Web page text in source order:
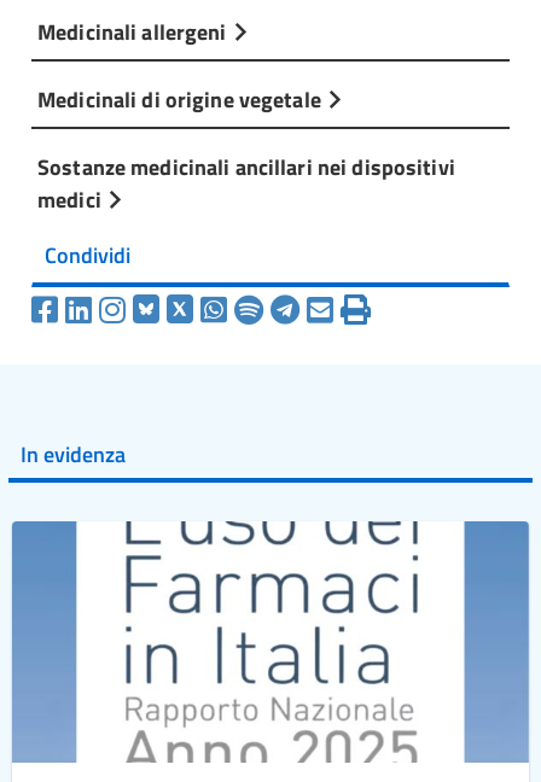
Medicinali allergeni
Medicinali di origine vegetale
Sostanze medicinali ancillari nei dispositivi
medici
Condividi
In evidenza